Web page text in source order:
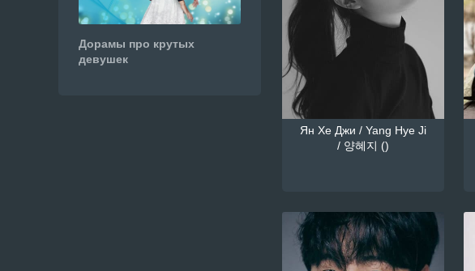
Ян Хе Джи / Yang Hye Ji
/ 양혜지 ()
Дорамы про крутых
девушек